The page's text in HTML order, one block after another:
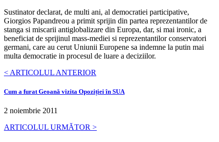
Sustinator declarat, de multi ani, al democratiei participative,
Giorgios Papandreou a primit sprijin din partea reprezentantilor de
stanga si miscarii antiglobalizare din Europa, dar, si mai ironic, a
beneficiat de sprijinul mass-mediei si reprezentantilor conservatori
germani, care au cerut Uniunii Europene sa indemne la putin mai
multa democratie in procesul de luare a deciziilor.
< ARTICOLUL ANTERIOR
Cum a furat Geoană vizita Opoziției în SUA
2 noiembrie 2011
ARTICOLUL URMĂTOR >